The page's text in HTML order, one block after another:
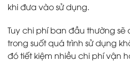
khi đưa vào sử dụng.
Tuy chi phí ban đầu thường sẽ
trong suốt quá trình sử dụng
đó tiết kiệm nhiều chi phí vận